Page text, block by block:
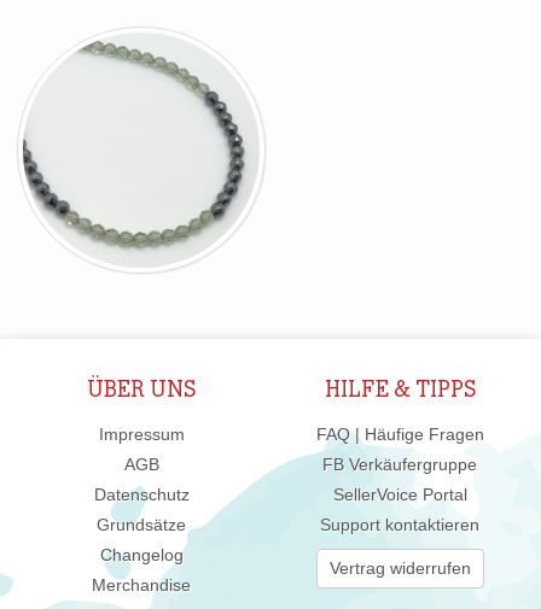
ÜBER UNS
Impressum
AGB
Datenschutz
Grundsätze
Changelog
Merchandise
HILFE & TIPPS
FAQ | Häufige Fragen
FB Verkäufergruppe
SellerVoice Portal
Support kontaktieren
Vertrag widerrufen